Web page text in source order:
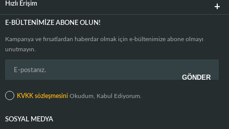
Hızlı Erişim
E-BÜLTENIMIZE ABONE OLUN!
Kampanya ve fırsatlardan haberdar olmak için e-bültenimize abone olmayı
unutmayın.
KVKK sözleşmesini Okudum, Kabul Ediyorum.
SOSYAL MEDYA